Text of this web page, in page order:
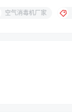
空气消毒机厂家